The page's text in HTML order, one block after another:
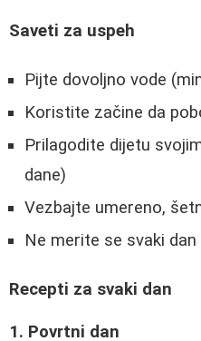
Saveti za uspeh
Pijte dovoljno vode
Koristite začine da
Prilagodite dijetu
dane)
Vezbajte umereno,
Ne merite se svaki
Recepti za svaki dan
1. Povrtni dan